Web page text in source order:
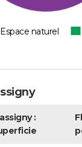
Espace naturel
: